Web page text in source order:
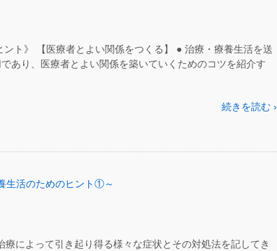
ト》 【医療者とよい関係をつくる】 ● 治療・療養生活を送
あり、医療者とよい関係を築いていくためのコツを紹介す
続きを読む ›
生活のためのヒント①～
療によって引き起り得る様々な症状とその対処法を記してき